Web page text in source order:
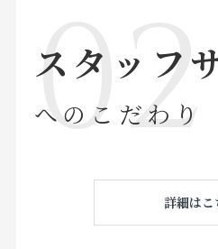
スタッフ
へのこだわり
詳細はこ